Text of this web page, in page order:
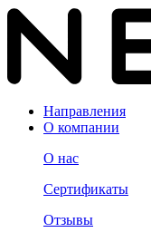
Направления
О компании
О нас
Сертификаты
Отзывы